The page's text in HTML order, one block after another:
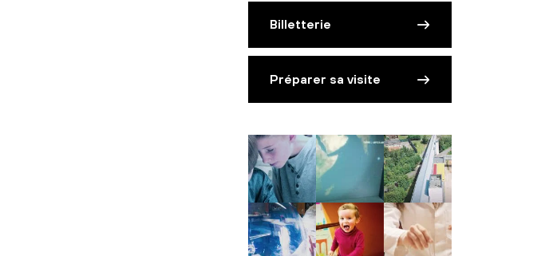
Billetterie
Préparer sa visite